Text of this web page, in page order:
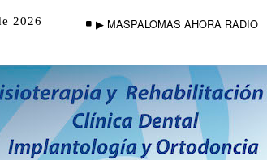
2026 ▶ MASPALOMAS AHORA RADIO